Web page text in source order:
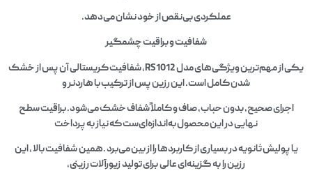
عملکردی بی‌نقص از خود نشان می‌دهد.
شفافیت و براقیت چشمگیر
یکی از مهم‌ترین ویژگی‌های مدل RS1012، شفافیت کریستالی آن پس از خشک
شدن کامل است. این رزین پس از ترکیب با هاردنر و
اجرای صحیح، بدون حباب، صاف و کاملاً شفاف خشک می‌شود. براقیت سطح
نهایی در این محصول به‌اندازه‌ای‌ست که نیاز به پرداخت
یا پولیش ثانویه در بسیاری از کاربردها را از بین می‌برد .همین شفافیت بالا ، این
رزین را به گزینه‌ای عالی برای تولید زیورآلات رزینی،